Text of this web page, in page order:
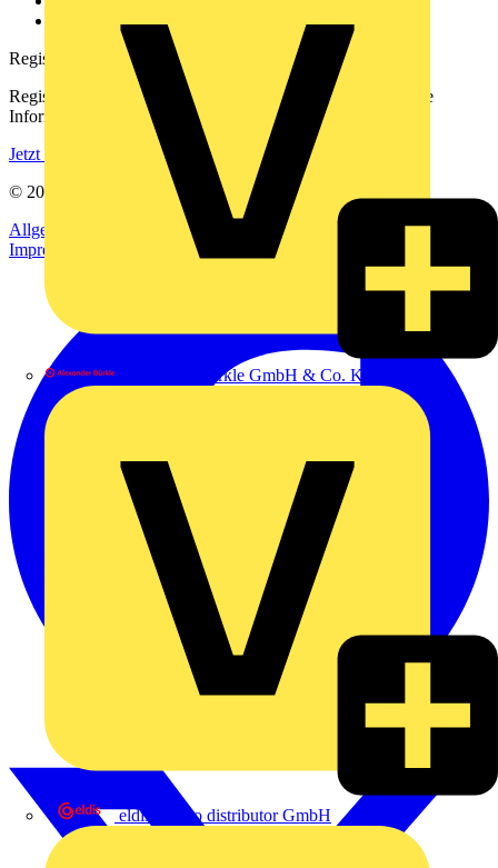
Alexander Bürkle GmbH & Co. KG
eldis electro distributor GmbH
voltimum.com
Registrierung
Registrieren Sie sich kostenlos und erhalten Sie stets aktuelle
Informationen aus der Elektroindustrie.
Jetzt registrieren
© 2002-
Voltimum
Allgemeine Geschäftsbedingungen
Datenschutzerklärung
Impressum